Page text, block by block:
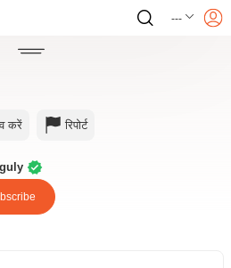
---
करें रिपोर्ट